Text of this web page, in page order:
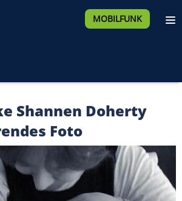
MOBILFUNK
Shannen Doherty
Foto